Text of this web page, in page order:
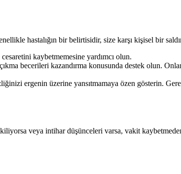
hastalığın bir belirtisidir, size karşı kişisel bir
kaybetmemesine yardımcı olun.
becerileri kazandırma konusunda destek olun.
ergenin üzerine yansıtmamaya özen gösterin.
veya intihar düşünceleri varsa, vakit